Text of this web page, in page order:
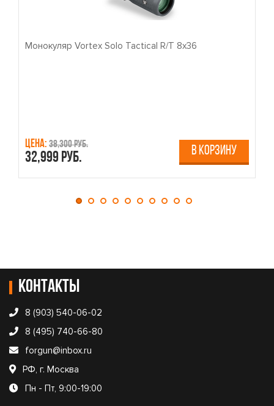
Монокуляр Vortex Solo Tactical R/T 8x36
Цена: 38,300 руб.
32,999 руб. В КОРЗИНУ
Контакты
8 (903) 540-06-02
8 (495) 740-66-80
forgun@inbox.ru
РФ, г. Москва
Пн - Пт, 9:00-19:00